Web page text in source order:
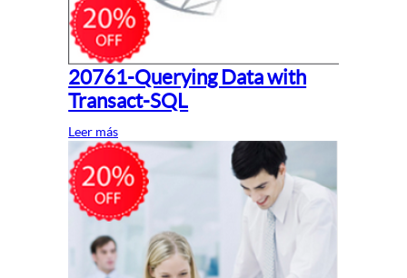
20761-Querying Data with
Transact-SQL
Leer más